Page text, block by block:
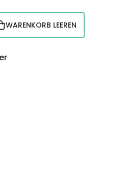
WARENKORB
WARENKORB LEEREN